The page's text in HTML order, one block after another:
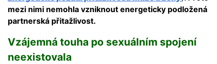
mezi nimi nemohla vzniknout energeticky podložená
partnerská přitažlivost.
Vzájemná touha po sexuálním spojení
neexistovala